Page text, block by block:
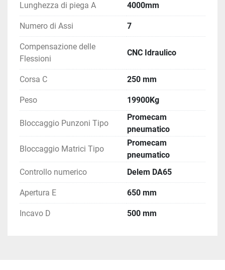
Lunghezza di piega A 4000mm
Numero di Assi 7
Compensazione delle
Flessioni
CNC Idraulico
Corsa C 250 mm
Peso 19900Kg
Bloccaggio Punzoni Tipo
Promecam
pneumatico
Bloccaggio Matrici Tipo
Promecam
pneumatico
Controllo numerico
Delem DA65
Apertura E 650 mm
Incavo D 500 mm